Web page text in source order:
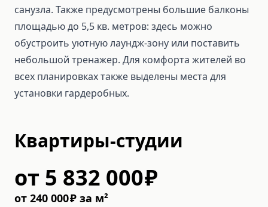
санузла. Также предусмотрены большие балконы
площадью до 5,5 кв. метров: здесь можно
обустроить уютную лаундж-зону или поставить
небольшой тренажер. Для комфорта жителей во
всех планировках также выделены места для
установки гардеробных.
Квартиры-студии
от 5 832 000₽
от 240 000₽ за м²